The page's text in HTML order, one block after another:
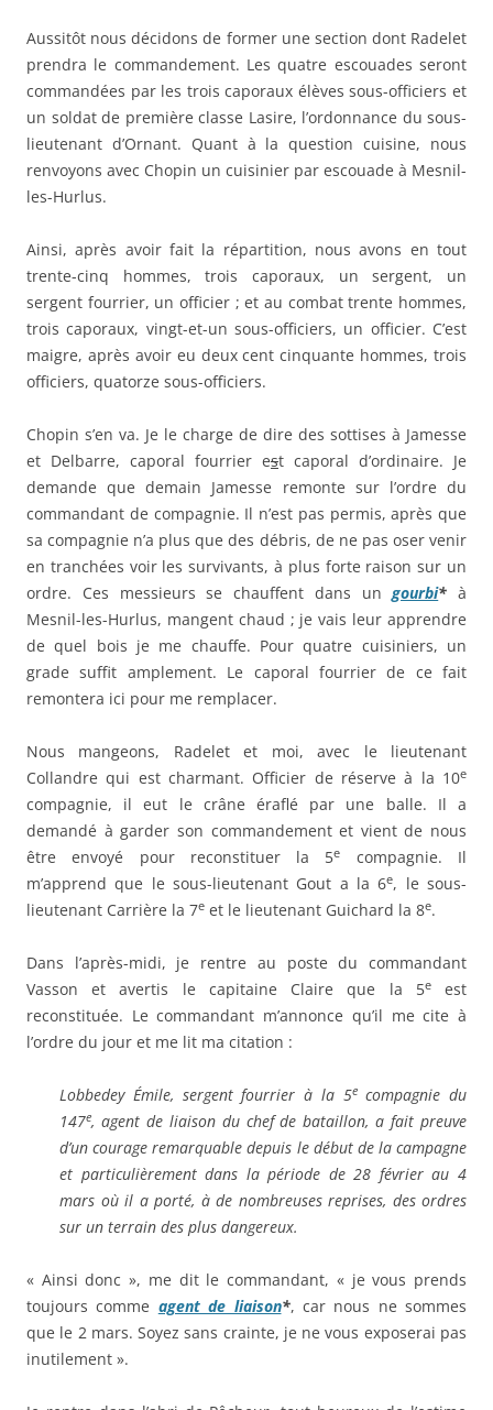
Aussitôt nous décidons de former une section dont Radelet
prendra le commandement. Les quatre escouades seront
commandées par les trois caporaux élèves sous-officiers et
un soldat de première classe Lasire, l’ordonnance du sous-
lieutenant d’Ornant. Quant à la question cuisine, nous
renvoyons avec Chopin un cuisinier par escouade à Mesnil-
les-Hurlus.
Ainsi, après avoir fait la répartition, nous avons en tout
trente-cinq hommes, trois caporaux, un sergent, un
sergent fourrier, un officier ; et au combat trente hommes,
trois caporaux, vingt-et-un sous-officiers, un officier. C’est
maigre, après avoir eu deux cent cinquante hommes, trois
officiers, quatorze sous-officiers.
Chopin s’en va. Je le charge de dire des sottises à Jamesse
et Delbarre, caporal fourrier est caporal d’ordinaire. Je
demande que demain Jamesse remonte sur l’ordre du
commandant de compagnie. Il n’est pas permis, après que
sa compagnie n’a plus que des débris, de ne pas oser venir
en tranchées voir les survivants, à plus forte raison sur un
ordre. Ces messieurs se chauffent dans ungourbi* à
Mesnil-les-Hurlus, mangent chaud ; je vais leur apprendre
de quel bois je me chauffe. Pour quatre cuisiniers, un
grade suffit amplement. Le caporal fourrier de ce fait
remontera ici pour me remplacer.
Nous mangeons, Radelet et moi, avec le lieutenant
Collandre qui est charmant. Officier de réserve à la 10e
compagnie, il eut le crâne éraflé par une balle. Il a
demandé à garder son commandement et vient de nous
être envoyé pour reconstituer la 5e
compagnie. Il
m’apprend que le sous-lieutenant Gout a la 6e, le sous-
lieutenant Carrière la 7e et le lieutenant Guichard la 8e.
Dans l’après-midi, je rentre au poste du commandant
Vasson et avertis le capitaine Claire que la 5eest
reconstituée. Le commandant m’annonce qu’il me cite à
l’ordre du jour et me lit ma citation :
Lobbedey Émile, sergent fourrier à la 5ecompagnie du
147e, agent de liaison du chef de bataillon, a fait preuve
d’un courage remarquable depuis le début de la campagne
et particulièrement dans la période de 28 février au 4
mars où il a porté, à de nombreuses reprises, des ordres
sur un terrain des plus dangereux.
« Ainsi donc », me dit le commandant, « je vous prends
toujours comme agent de liaison*, car nous ne sommes
que le 2 mars. Soyez sans crainte, je ne vous exposerai pas
inutilement ».